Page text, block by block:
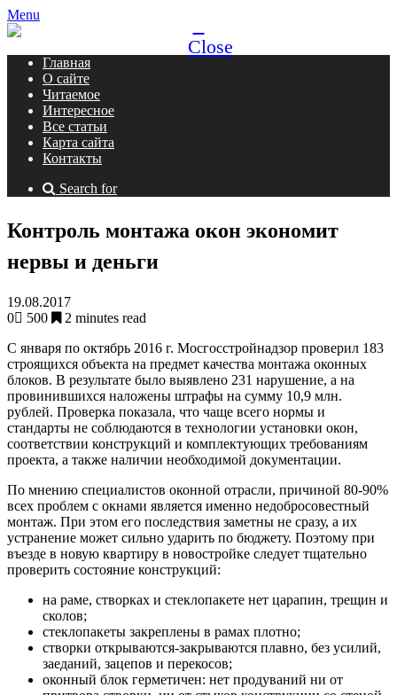
Menu
Главная
О сайте
Читаемое
Интересное
Все статьи
Карта сайта
Контакты
Search for
Контроль монтажа окон экономит
нервы и деньги
19.08.2017
0
500
2 minutes read
С января по октябрь 2016 г. Мосгосстройнадзор проверил 183
строящихся объекта на предмет качества монтажа оконных
блоков. В результате было выявлено 231 нарушение, а на
провинившихся наложены штрафы на сумму 10,9 млн.
рублей. Проверка показала, что чаще всего нормы и
стандарты не соблюдаются в технологии установки окон,
соответствии конструкций и комплектующих требованиям
проекта, а также наличии необходимой документации.
По мнению специалистов оконной отрасли, причиной 80-90%
всех проблем с окнами является именно недобросовестный
монтаж. При этом его последствия заметны не сразу, а их
устранение может сильно ударить по бюджету. Поэтому при
въезде в новую квартиру в новостройке следует тщательно
проверить состояние конструкций:
на раме, створках и стеклопакете нет царапин, трещин и
сколов;
стеклопакеты закреплены в рамах плотно;
створки открываются-закрываются плавно, без усилий,
заеданий, зацепов и перекосов;
оконный блок герметичен: нет продуваний ни от
Close